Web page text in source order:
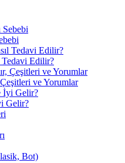
Tedavi Edilir?
ve Yorumlar
Gelir?